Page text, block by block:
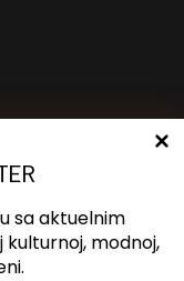
sa aktuelnim
modnoj,